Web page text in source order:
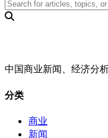
中国商业新闻、经济分
分类
商业
新闻